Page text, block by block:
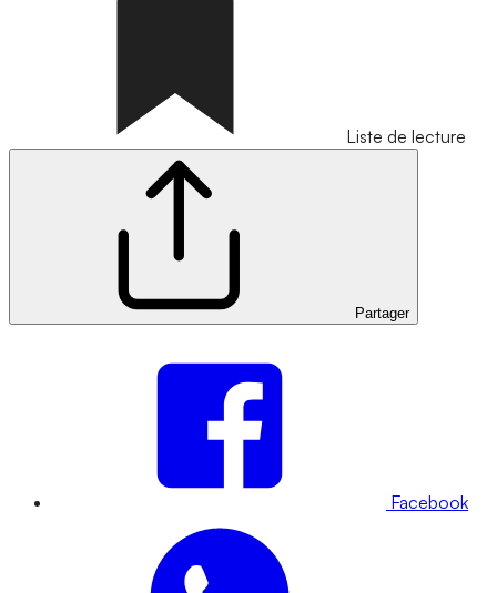
Liste de lecture
Partager
Facebook